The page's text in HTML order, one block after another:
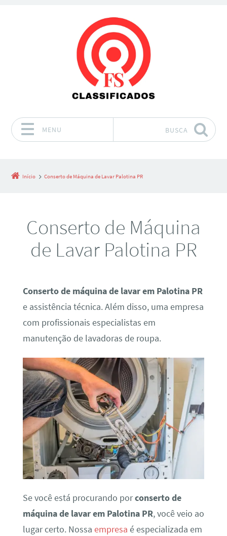
MENU BUSCA
Início Conserto de Máquina de Lavar Palotina PR
Conserto de Máquina
de Lavar Palotina PR
Conserto de máquina de lavar em Palotina PR
e assistência técnica. Além disso, uma empresa
com profissionais especialistas em
manutenção de lavadoras de roupa.
Se você está procurando porconserto de
máquina de lavar em Palotina PR, você veio ao
lugar certo. Nossa empresa é especializada em